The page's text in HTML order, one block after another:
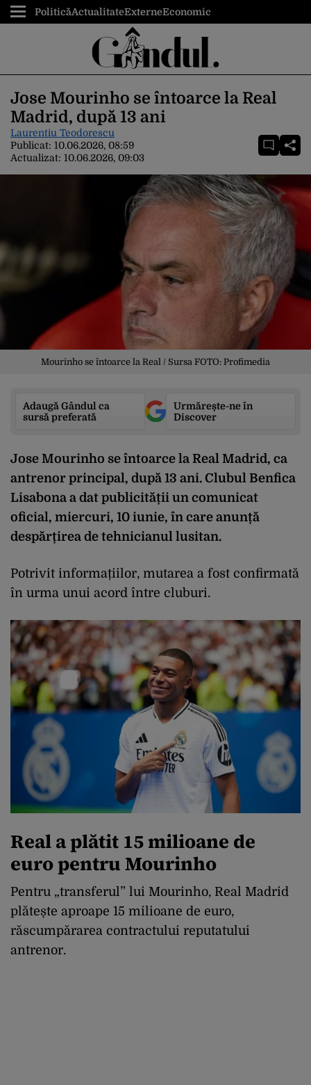
PoliticăActualitateExterneEconomic
Jose Mourinho se întoarce la Real
Madrid, după 13 ani
Laurentiu Teodorescu
Publicat: 10.06.2026, 08:59
Actualizat: 10.06.2026, 09:03
Mourinho se întoarce la Real / Sursa FOTO: Profimedia
Adaugă Gândul ca
sursă preferată
Urmărește-ne în
Discover
Jose Mourinho se întoarce la Real Madrid, ca
antrenor principal, după 13 ani. Clubul Benfica
Lisabona a dat publicității un comunicat
oficial, miercuri, 10 iunie, în care anunță
despărțirea de tehnicianul lusitan.
Potrivit informațiilor, mutarea a fost confirmată
în urma unui acord între cluburi.
Real a plătit 15 milioane de
euro pentru Mourinho
Pentru „transferul” lui Mourinho, Real Madrid
plătește aproape 15 milioane de euro,
răscumpărarea contractului reputatului
antrenor.